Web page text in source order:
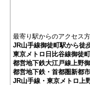
最寄り駅からのアクセス
JR山手線御徒町駅から徒
東京メトロ日比谷線御徒
都営地下鉄大江戸線上野
都営地下鉄・首都圏新都
JR山手線・東京メトロ上